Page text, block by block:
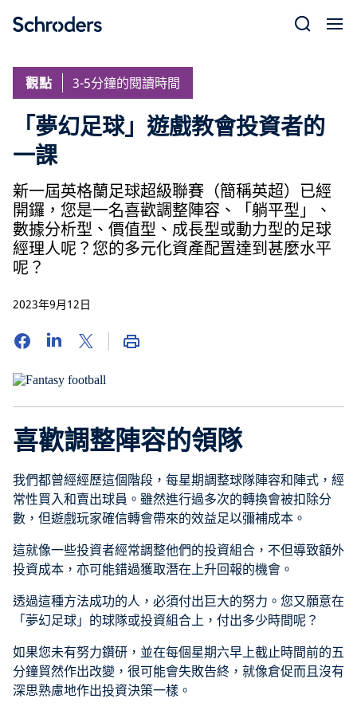
觀點
3-5分鐘的閱讀時間
「夢幻足球」遊戲教會投資者的
一課
新一屆英格蘭足球超級聯賽（簡稱英超）已經
開鑼，您是一名喜歡調整陣容、「躺平型」、
數據分析型、價值型、成長型或動力型的足球
經理人呢？您的多元化資產配置達到甚麼水平
呢？
2023年9月12日
喜歡調整陣容的領隊
我們都曾經經歷這個階段，每星期調整球隊陣容和陣式，經
常性買入和賣出球員。雖然進行過多次的轉換會被扣除分
數，但遊戲玩家確信轉會帶來的效益足以彌補成本。
這就像一些投資者經常調整他們的投資組合，不但導致額外
投資成本，亦可能錯過獲取潛在上升回報的機會。
透過這種方法成功的人，必須付出巨大的努力。您又願意在
「夢幻足球」的球隊或投資組合上，付出多少時間呢？
如果您未有努力鑽研，並在每個星期六早上截止時間前的五
分鐘貿然作出改變，很可能會失敗告終，就像倉促而且沒有
深思熟慮地作出投資決策一樣。